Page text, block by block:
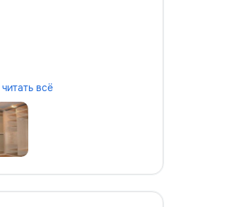
читать всё